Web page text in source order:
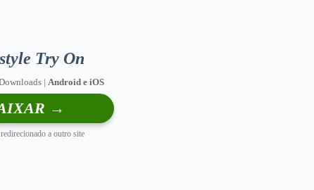
Try On
| Android e iOS
→
a outro site